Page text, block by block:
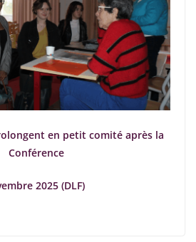
en petit comité après la
Conférence
2025 (DLF)